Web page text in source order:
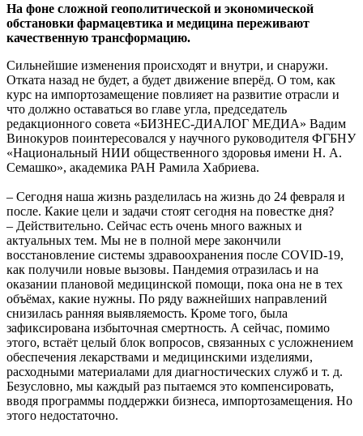
На фоне сложной геополитической и экономической
обстановки фармацевтика и медицина переживают
качественную трансформацию.
Сильнейшие изменения происходят и внутри, и снаружи.
Отката назад не будет, а будет движение вперёд. О том, как
курс на импортозамещение повлияет на развитие отрасли и
что должно оставаться во главе угла, председатель
редакционного совета «БИЗНЕС-ДИАЛОГ МЕДИА» Вадим
Винокуров поинтересовался у научного руководителя ФГБНУ
«Национальный НИИ общественного здоровья имени Н. А.
Семашко», академика РАН Рамила Хабриева.
– Сегодня наша жизнь разделилась на жизнь до 24 февраля и
после. Какие цели и задачи стоят сегодня на повестке дня?
– Действительно. Сейчас есть очень много важных и
актуальных тем. Мы не в полной мере закончили
восстановление системы здравоохранения после COVID-19,
как получили новые вызовы. Пандемия отразилась и на
оказании плановой медицинской помощи, пока она не в тех
объёмах, какие нужны. По ряду важнейших направлений
снизилась ранняя выявляемость. Кроме того, была
зафиксирована избыточная смертность. А сейчас, помимо
этого, встаёт целый блок вопросов, связанных с усложнением
обеспечения лекарствами и медицинскими изделиями,
расходными материалами для диагностических служб и т. д.
Безусловно, мы каждый раз пытаемся это компенсировать,
вводя программы поддержки бизнеса, импортозамещения. Но
этого недостаточно.